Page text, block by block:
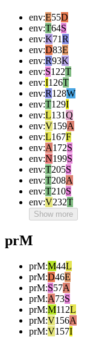
env:E55D
env:T64S
env:K71R
env:D83E
env:R93K
env:S122T
env:I126T
env:R128W
env:T129I
env:L131Q
env:V159A
env:L167F
env:A172S
env:N199S
env:T205S
env:T208A
env:T210S
env:V232T
Show more
prM
prM:M44L
prM:D46E
prM:S57A
prM:A73S
prM:M112L
prM:V156A
prM:V157I